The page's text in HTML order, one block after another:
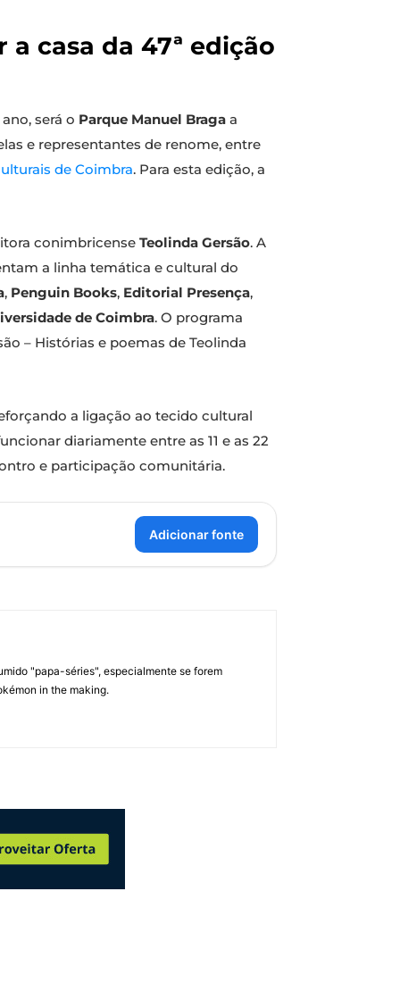
casa da 47ª edição
será o Parque Manuel Braga a
e representantes de renome, entre
de Coimbra. Para esta edição, a
conimbricense Teolinda Gersão. A
a linha temática e cultural do
, Penguin Books, Editorial Presença,
de Coimbra. O programa
– Histórias e poemas de Teolinda
a ligação ao tecido cultural
diariamente entre as 11 e as 22
e participação comunitária.
Adicionar fonte
"papa-séries", especialmente se forem
in the making.